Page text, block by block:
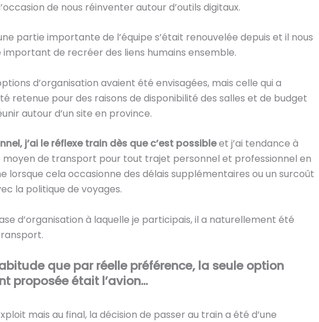
de nous réinventer autour d’outils digitaux.
partie importante de l’équipe s’était renouvelée depuis et il nous
de recréer des liens humains ensemble.
d’organisation avaient été envisagées, mais celle qui a
retenue pour des raisons de disponibilité des salles et de budget
autour d’un site en province.
j’ai le réflexe train dès que c’est possibleet j’ai tendance à
moyen de transport pour tout trajet personnel et professionnel en
lorsque cela occasionne des délais supplémentaires ou un surcoût
la politique de voyages.
d’organisation à laquelle je participais, il a naturellement été
que par réelle préférence, la seule option
proposée était l’avion…
mais au final, la décision de passer au train a été d’une